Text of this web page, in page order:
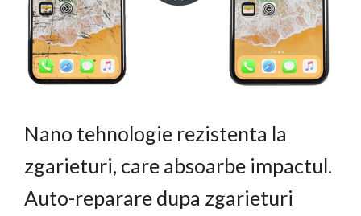
Nano tehnologie rezistenta la
zgarieturi, care absoarbe impactul.
Auto-reparare dupa zgarieturi